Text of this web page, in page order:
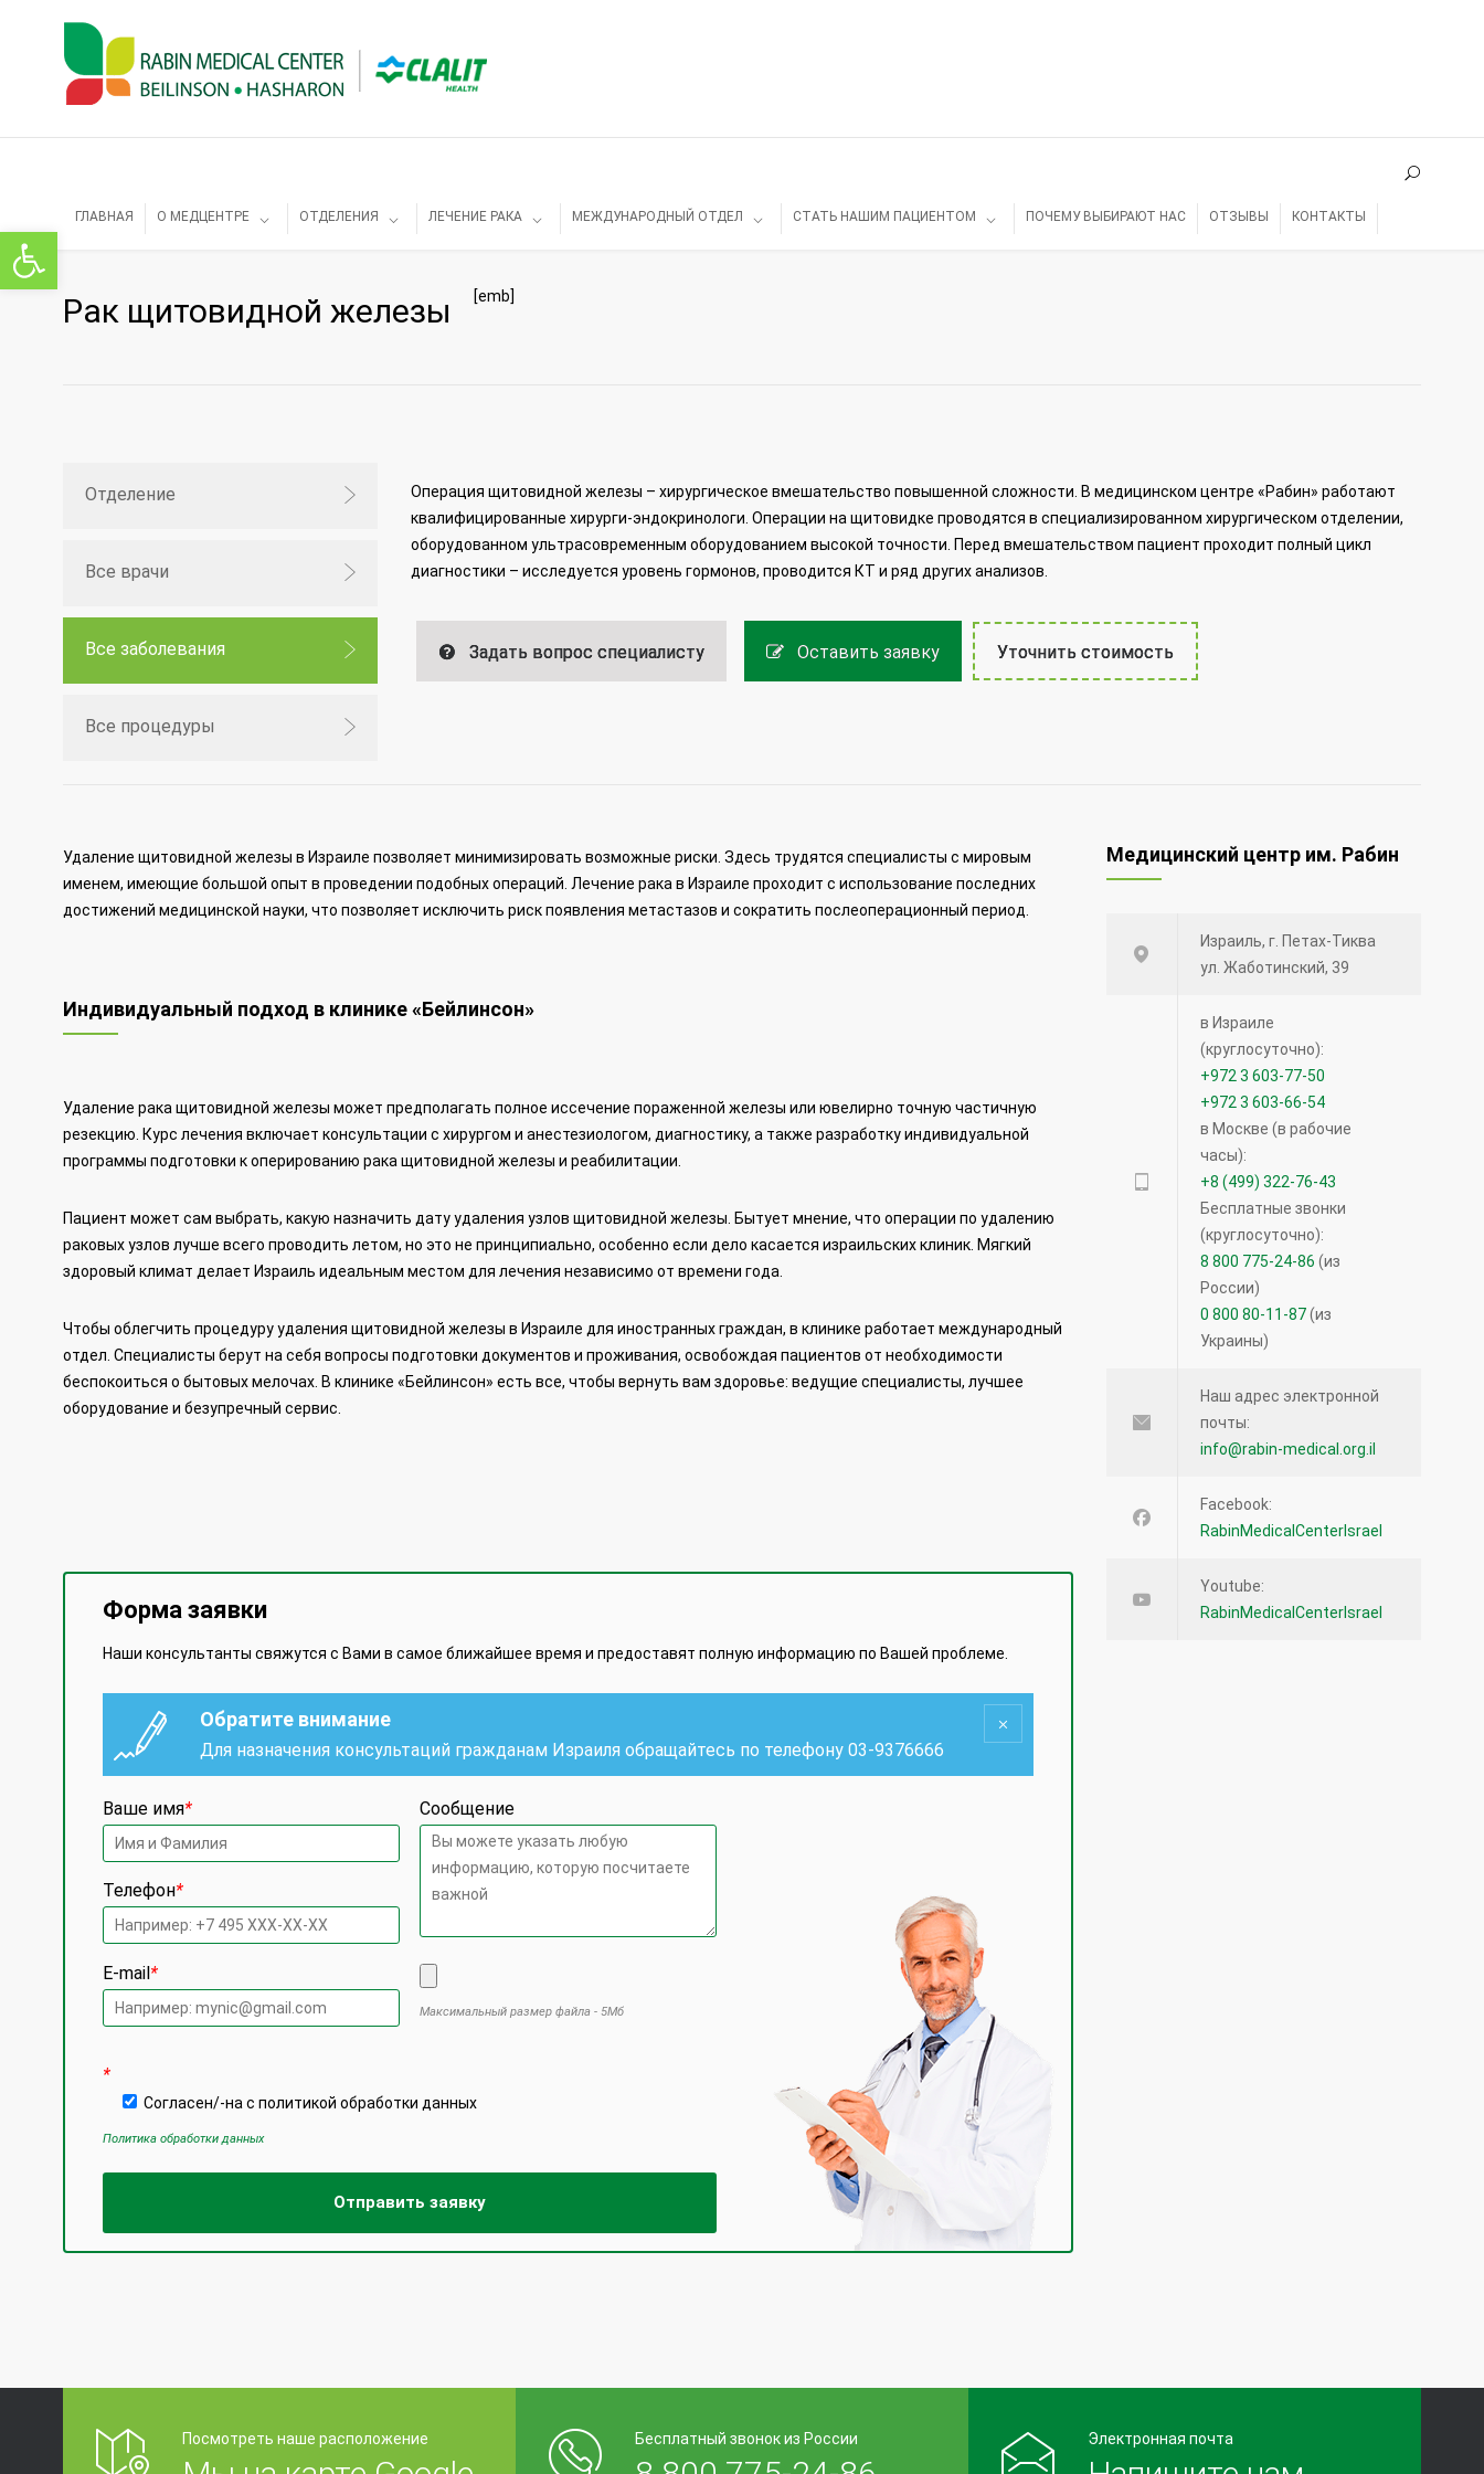
Открыть панель инструментов
ГЛАВНАЯ О МЕДЦЕНТРЕ ОТДЕЛЕНИЯ ЛЕЧЕНИЕ РАКА МЕЖДУНАРОДНЫЙ ОТДЕЛ СТАТЬ НАШИМ ПАЦИЕНТОМ ПОЧЕМУ ВЫБИРАЮТ НАС ОТЗЫВЫ КОНТАКТЫ
Рак щитовидной железы [emb]
Отделение
Все врачи
Все заболевания
Все процедуры
Операция щитовидной железы – хирургическое вмешательство повышенной сложности. В медицинском центре «Рабин» работают
квалифицированные хирурги-эндокринологи. Операции на щитовидке проводятся в специализированном хирургическом отделении,
оборудованном ультрасовременным оборудованием высокой точности. Перед вмешательством пациент проходит полный цикл
диагностики – исследуется уровень гормонов, проводится КТ и ряд других анализов.
Задать вопрос специалисту Оставить заявку Уточнить стоимость
Удаление щитовидной железы в Израиле позволяет минимизировать возможные риски. Здесь трудятся специалисты с мировым
именем, имеющие большой опыт в проведении подобных операций. Лечение рака в Израиле проходит с использование последних
достижений медицинской науки, что позволяет исключить риск появления метастазов и сократить послеоперационный период.
Индивидуальный подход в клинике «Бейлинсон»
Удаление рака щитовидной железы может предполагать полное иссечение пораженной железы или ювелирно точную частичную
резекцию. Курс лечения включает консультации с хирургом и анестезиологом, диагностику, а также разработку индивидуальной
программы подготовки к оперированию рака щитовидной железы и реабилитации.
Пациент может сам выбрать, какую назначить дату удаления узлов щитовидной железы. Бытует мнение, что операции по удалению
раковых узлов лучше всего проводить летом, но это не принципиально, особенно если дело касается израильских клиник. Мягкий
здоровый климат делает Израиль идеальным местом для лечения независимо от времени года.
Чтобы облегчить процедуру удаления щитовидной железы в Израиле для иностранных граждан, в клинике работает международный
отдел. Специалисты берут на себя вопросы подготовки документов и проживания, освобождая пациентов от необходимости
беспокоиться о бытовых мелочах. В клинике «Бейлинсон» есть все, чтобы вернуть вам здоровье: ведущие специалисты, лучшее
оборудование и безупречный сервис.
Форма заявки
Наши консультанты свяжутся с Вами в самое ближайшее время и предоставят полную информацию по Вашей проблеме.
Обратите внимание
Для назначения консультаций гражданам Израиля обращайтесь по телефону03-9376666
Ваше имя*
Телефон*
E-mail*
Сообщение
Максимальный размер файла - 5Мб
*
Согласен/-на с политикой обработки данных
Политика обработки данных
Медицинский центр им. Рабин
Израиль, г. Петах-Тиква
ул. Жаботинский, 39
в Израиле
(круглосуточно):
+972 3 603-77-50
+972 3 603-66-54
в Москве (в рабочие
часы):
+8 (499) 322-76-43
Бесплатные звонки
(круглосуточно):
8 800 775-24-86 (из
России)
0 800 80-11-87(из
Украины)
Наш адрес электронной
почты:
info@rabin-medical.org.il
Facebook:
RabinMedicalCenterIsrael
Youtube:
RabinMedicalCenterIsrael
Посмотреть наше расположение Бесплатный звонок из России Электронная почта